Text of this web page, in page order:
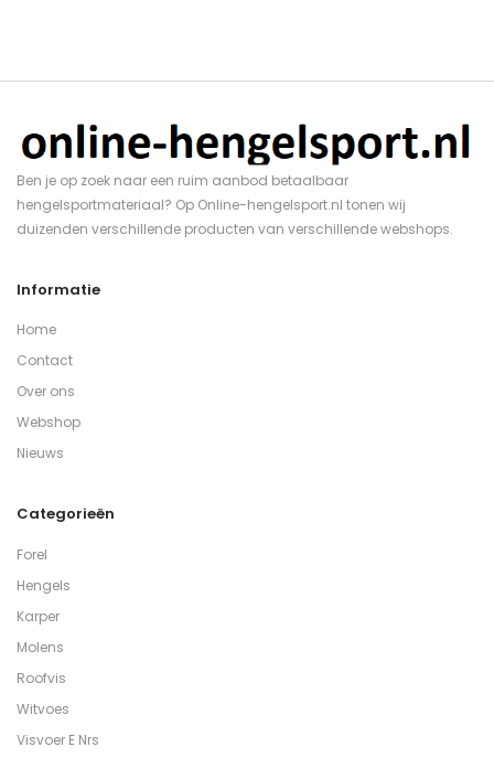
Ben je op zoek naar een ruim aanbod betaalbaar
hengelsportmateriaal? Op Online-hengelsport.nl tonen wij
duizenden verschillende producten van verschillende webshops.
Informatie
Home
Contact
Over ons
Webshop
Nieuws
Categorieën
Forel
Hengels
Karper
Molens
Roofvis
Witvoes
Visvoer E Nrs